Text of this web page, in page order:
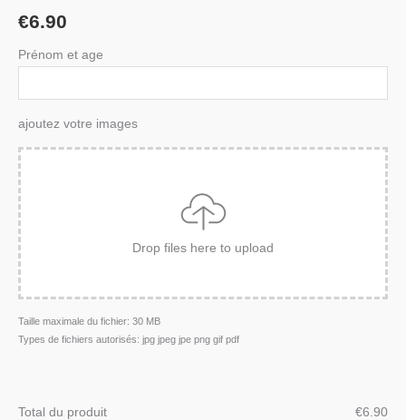
€6.90
Prénom et age
ajoutez votre images
Drop files here to upload
Taille maximale du fichier: 30 MB
Types de fichiers autorisés: jpg jpeg jpe png gif pdf
Total du produit €‎6.90